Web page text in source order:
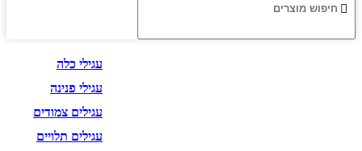
עגילי כלה
עגילי פנינה
עגילים צמודים
עגילים תלויים